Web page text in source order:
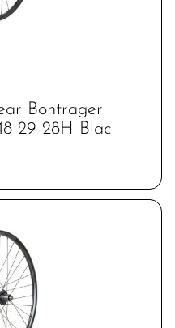
Bontrager
29 28H Blac